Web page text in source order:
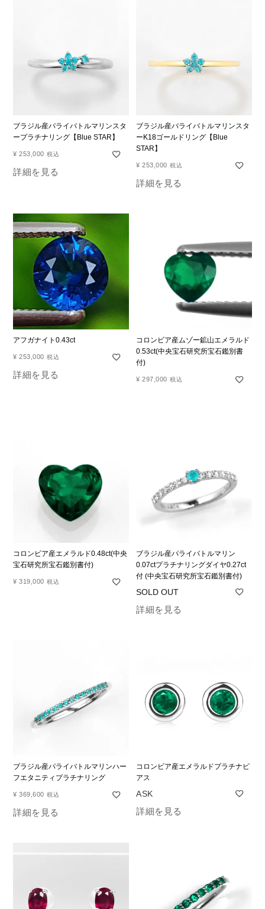
ブラジル産パライバトルマリンスタ
ープラチナリング【Blue STAR】
¥ 253,000 税込
詳細を見る
ブラジル産パライバトルマリンスタ
ーK18ゴールドリング【Blue
STAR】
¥ 253,000 税込
詳細を見る
アフガナイト0.43ct
¥ 253,000 税込
詳細を見る
コロンビア産ムゾー鉱山エメラルド
0.53ct(中央宝石研究所宝石鑑別書
付)
¥ 297,000 税込
コロンビア産エメラルド0.48ct(中央
宝石研究所宝石鑑別書付)
¥ 319,000 税込
ブラジル産パライバトルマリン
0.07ctプラチナリングダイヤ0.27ct
付 (中央宝石研究所宝石鑑別書付)
詳細を見る
ブラジル産パライバトルマリンハー
フエタニティプラチナリング
¥ 369,600 税込
詳細を見る
コロンビア産エメラルドプラチナピ
アス
詳細を見る